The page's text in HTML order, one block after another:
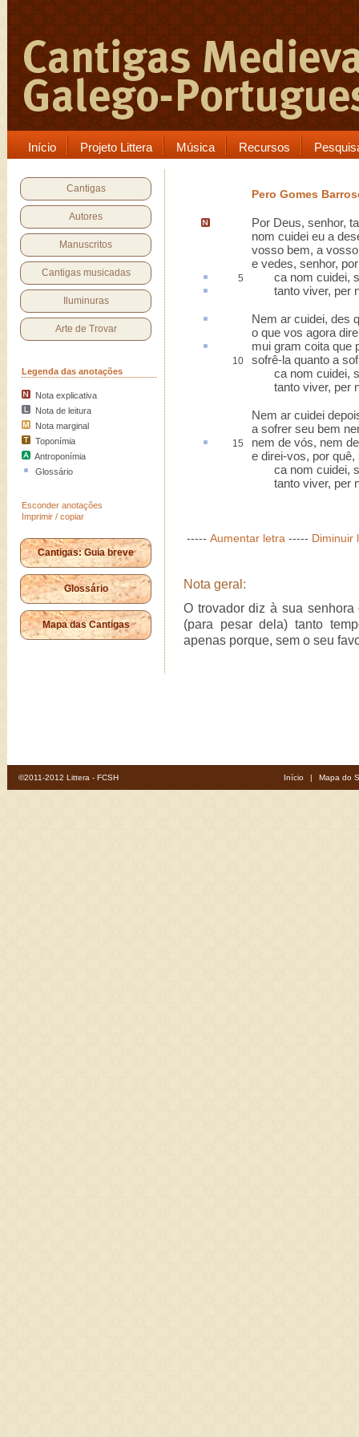
Início Projeto Littera Música Recursos
Cantigas
Autores
Manuscritos
Cantigas musicadas
Iluminuras
Arte de Trovar
Legenda das anotações
Nota explicativa
Nota de leitura
Nota marginal
Toponímia
Antroponímia
Glossário
Esconder anotações
Imprimir / copiar
Cantigas: Guia breve
Glossário
Mapa das Cantigas
Pero Gomes
Por Deus, senhor,
nom cuidei eu a
vosso bem, a
e vedes, senhor,
5 ca nom cuidei,
tanto viver, per
Nem ar cuidei, des
o que vos agora
mui gram coita que
10
sofrê-la quanto a
ca nom cuidei,
tanto viver, per
Nem ar cuidei
a sofrer seu bem
15
nem de vós, nem
e direi-vos, por quê,
ca nom cuidei,
tanto viver, per
----- Aumentar letra ----- Diminuir
Nota geral:
O trovador diz à sua
(para pesar dela) tanto
apenas porque, sem o seu
©2011-2012 Littera - FCSH Início | Mapa do